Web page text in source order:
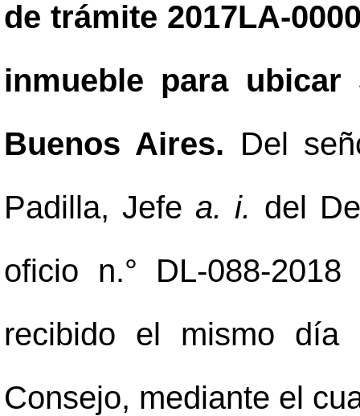
de trámite 2017LA-
inmueble para ubicar
Buenos Aires. Del
Padilla, Jefe a. i. del
oficio n.° DL-088-
recibido el mismo día
Consejo, mediante el